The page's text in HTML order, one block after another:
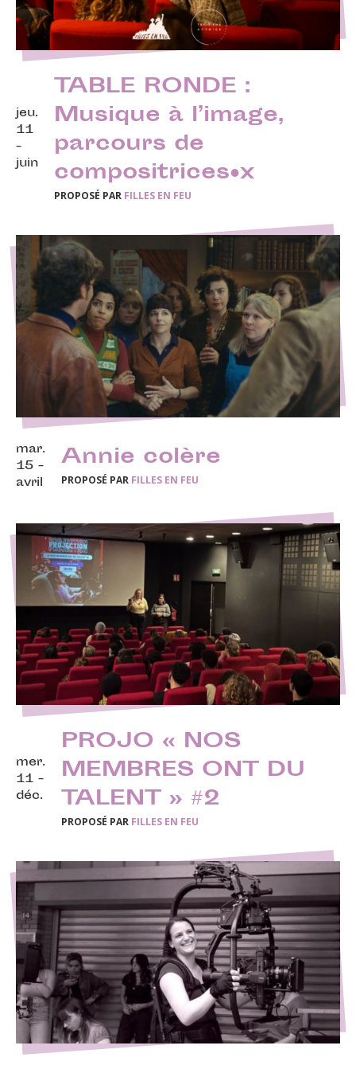
jeu.
11
-
juin
TABLE RONDE :
Musique à l’image,
parcours de
compositrices·x
PROPOSÉ PAR FILLES EN FEU
mar.
15 -
avril
Annie colère
PROPOSÉ PAR FILLES EN FEU
mer.
11 -
déc.
PROJO « NOS
MEMBRES ONT DU
TALENT » #2
PROPOSÉ PAR FILLES EN FEU